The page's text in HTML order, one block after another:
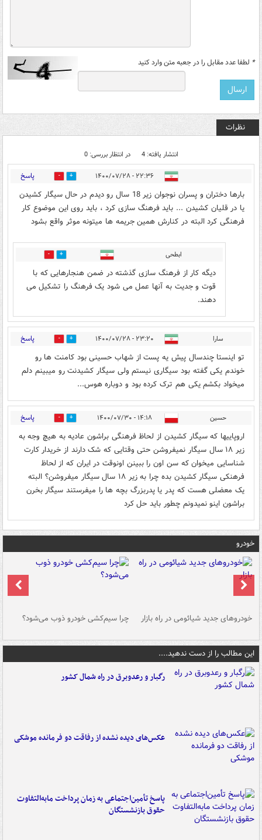
* لطفا عدد مقابل را در جعبه متن وارد کنید
نظرات
انتشار یافته: 4 در انتظار بررسی: 0
۲۲:۳۶ - ۱۴۰۰/۰۷/۲۸ 9 پاسخ
بارها دختران و پسران نوجوان زیر 18 سال رو دیدم در حال سیگار کشیدن
یا در قلیان کشیدن ... باید فرهنگ سازی کرد ، باید روی این موضوع کار
فرهنگی کرد البته در کنارش همین جریمه ها میتونه موثر واقع بشود
ابطحی 1
دیگه کار از فرهنگ سازی گذشته در ضمن هنجارهایی که با
قوت و جدیت به آنها عمل می شود یک فرهنگ را تشکیل می
دهند.
سارا ۲۳:۲۰ - ۱۴۰۰/۰۷/۲۸ 5 پاسخ
تو اینستا چندسال پیش یه پست از شهاب حسینی بود کامنت ها رو
خوندم یکی گفته بود سیگاری نیستم ولی سیگار کشیدنت رو میبینم دلم
میخواد بکشم یکی هم ترک کرده بود و دوباره هوس...
حسین ۱۴:۱۸ - ۱۴۰۰/۰۷/۳۰ 0 پاسخ
اروپاییها که سیگار کشیدن از لحاظ فرهنگی براشون عادیه به هیچ وجه به
زیر ۱۸ سال سیگار نمیفروشن حتی وقتایی که شک دارند از خریدار کارت
شناسایی میخوان که سن اون را ببینن اونوقت در ایران که از لحاظ
فرهنکی سیگار کشیدن بده چرا به زیر ۱۸ سال سیگار میفروشن؟ البته
یک معضلی هست که پدر یا پدربزرگ بچه ها را میفرستند سیگار بخرن
براشون اینو نمیدونم چطور باید حل کرد
خودرو
خودروهای جدید شیائومی در راه بازار چرا سیم‌کشی خودرو ذوب می‌شود؟
این مطالب را از دست ندهید....
رگبار و رعدوبرق در راه شمال کشور
عکس‌های دیده نشده از رفاقت دو فرمانده‌ موشکی
پاسخ تأمین‌اجتماعی به زمان پرداخت مابه‌التفاوت
حقوق بازنشستگان